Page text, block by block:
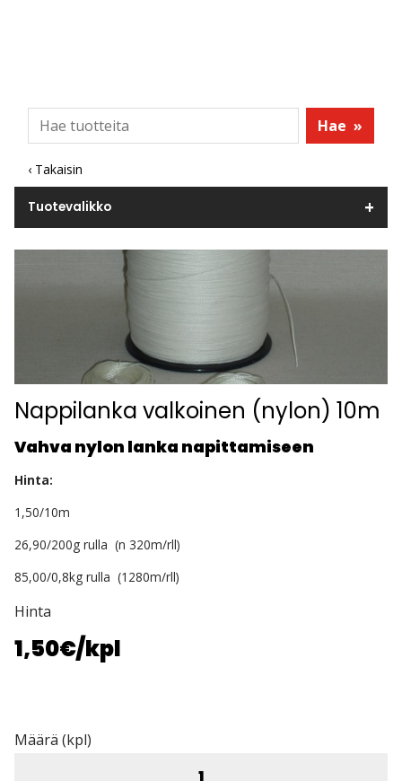
Hae »
‹ Takaisin
Tuotevalikko
Nappilanka valkoinen (nylon) 10m
Vahva nylon lanka napittamiseen
Hinta:
1,50/10m
26,90/200g rulla (n 320m/rll)
85,00/0,8kg rulla (1280m/rll)
Hinta
1,50€/kpl
Määrä (kpl)